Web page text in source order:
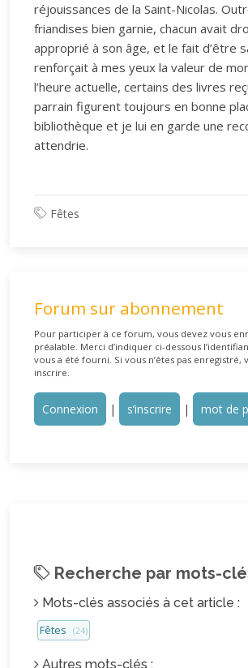
réjouissances de la Saint-Nicolas.
friandises bien garnie, chacun avait
approprié à son âge, et le fait d’être
renforçait à mes yeux la valeur de
l’heure actuelle, certains des livres
parrain figurent toujours en bonne
bibliothèque et je lui en garde une
attendrie.
Fêtes
Forum sur abonnement
Pour participer à ce forum, vous devez vous
préalable. Merci d’indiquer ci-dessous
vous a été fourni. Si vous n’êtes pas enregistré,
inscrire.
Connexion | s’inscrire | mot de
Recherche par mots-
Mots-clés associés à cet article :
Fêtes (24)
Autres mots-clés :